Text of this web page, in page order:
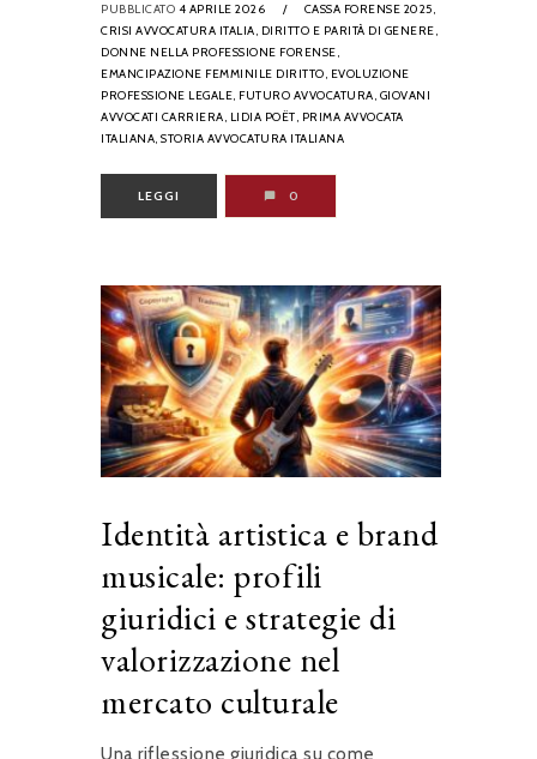
PUBBLICATO 4 APRILE 2026 /
CASSA FORENSE 2025,
CRISI AVVOCATURA ITALIA, DIRITTO E PARITÀ DI GENERE,
DONNE NELLA PROFESSIONE FORENSE,
EMANCIPAZIONE FEMMINILE DIRITTO, EVOLUZIONE
PROFESSIONE LEGALE, FUTURO AVVOCATURA, GIOVANI
AVVOCATI CARRIERA, LIDIA POËT, PRIMA AVVOCATA
ITALIANA, STORIA AVVOCATURA ITALIANA
LEGGI 0
Identità artistica e brand
musicale: profili
giuridici e strategie di
valorizzazione nel
mercato culturale
Una riflessione giuridica su come